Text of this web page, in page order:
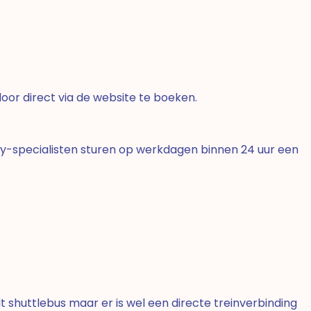
direct via de website te boeken.
specialisten sturen op werkdagen binnen 24 uur een
shuttlebus maar er is wel een directe treinverbinding